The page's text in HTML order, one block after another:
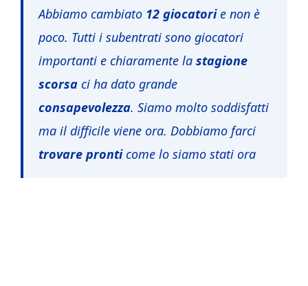
Abbiamo cambiato 12 giocatorie non è
poco. Tutti i subentrati sono giocatori
importanti e chiaramente la stagione
scorsa ci ha dato grande
consapevolezza. Siamo molto soddisfatti
ma il difficile viene ora. Dobbiamo farci
trovare pronticome lo siamo stati ora